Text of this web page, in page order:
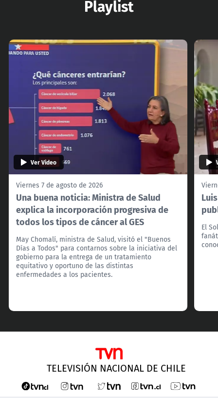
Playlist
Ver Video
Viernes 7 de agosto de 2026
Una buena noticia: Ministra de Salud
explica la incorporación progresiva de
todos los tipos de cáncer al GES
May Chomalí, ministra de Salud, visitó el "Buenos
Días a Todos" para contarnos sobre la iniciativa del
gobierno para la entrega de un tratamiento
equitativo y oportuno de las distintas
enfermedades a los pacientes.
El
TELEVISIÓN NACIONAL DE CHILE